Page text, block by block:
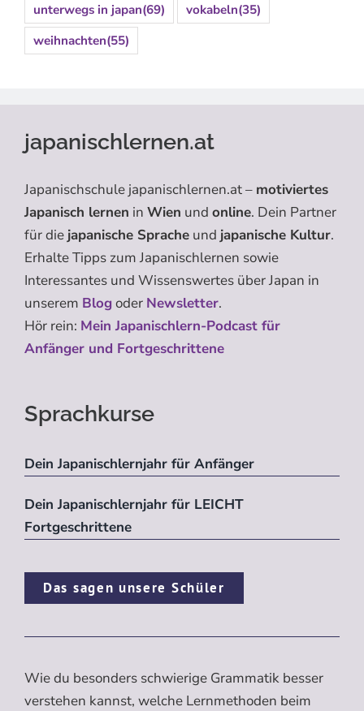
unterwegs in japan(69) vokabeln(35)
weihnachten(55)
japanischlernen.at
Japanischschule japanischlernen.at – motiviertes
Japanisch lernen in Wien und online. Dein Partner
für die japanische Sprache und japanische Kultur.
Erhalte Tipps zum Japanischlernen sowie
Interessantes und Wissenswertes über Japan in
unserem Blogoder Newsletter.
Hör rein: Mein Japanischlern-Podcast für
Anfänger und Fortgeschrittene
Sprachkurse
Dein Japanischlernjahr für Anfänger
Dein Japanischlernjahr für LEICHT
Fortgeschrittene
Das sagen unsere Schüler
Wie du besonders schwierige Grammatik besser
verstehen kannst, welche Lernmethoden beim